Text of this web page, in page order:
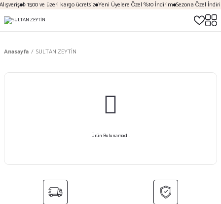
₺ 1500 ve üzeri kargo ücretsiz Yeni Üyelere Özel %10 İndirim Sezona Özel
Anasayfa SULTAN ZEYTİN
Ürün Bulunamadı.